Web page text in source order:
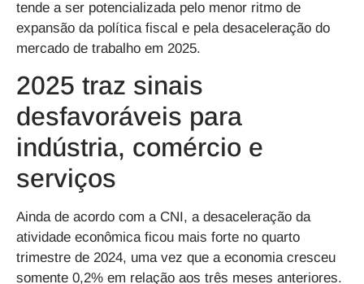
tende a ser potencializada pelo menor ritmo de
expansão da política fiscal e pela desaceleração do
mercado de trabalho em 2025.
2025 traz sinais
desfavoráveis para
indústria, comércio e
serviços
Ainda de acordo com a CNI, a desaceleração da
atividade econômica ficou mais forte no quarto
trimestre de 2024, uma vez que a economia cresceu
somente 0,2% em relação aos três meses anteriores.